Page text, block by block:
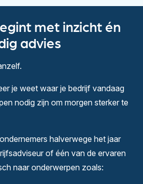
met inzicht én
advies
je weet waar je bedrijf vandaag
nodig zijn om morgen sterker te
halverwege het jaar
of één van de ervaren
naar onderwerpen zoals: